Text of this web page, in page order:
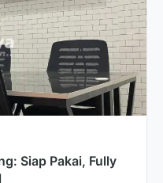
Siap Pakai, Fully